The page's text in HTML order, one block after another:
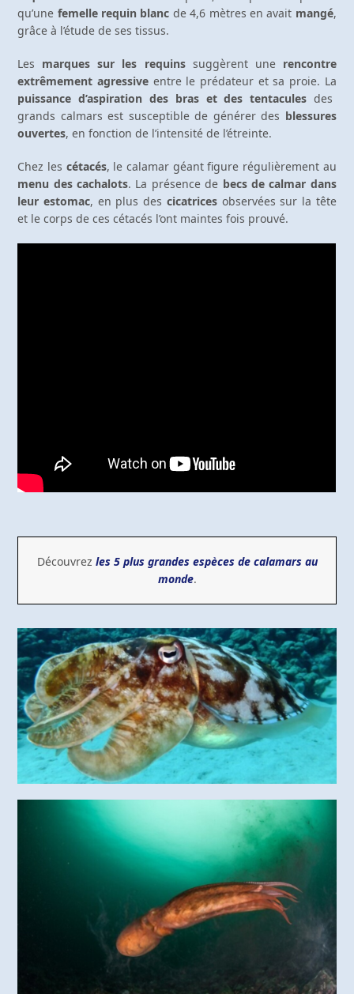
qu’une femelle requin blanc de 4,6 mètres en avait mangé,
grâce à l’étude de ses tissus.
Les marques sur les requinssuggèrent une rencontre
extrêmement agressive entre le prédateur et sa proie. La
puissance d’aspiration des bras et des tentacules des
grands calmars est susceptible de générer des blessures
ouvertes, en fonction de l’intensité de l’étreinte.
Chez les cétacés, le calamar géant figure régulièrement au
menu des cachalots. La présence de becs de calmar dans
leur estomac, en plus des cicatricesobservées sur la tête
et le corps de ces cétacés l’ont maintes fois prouvé.
Découvrez les 5 plus grandes espèces de calamars au
monde.